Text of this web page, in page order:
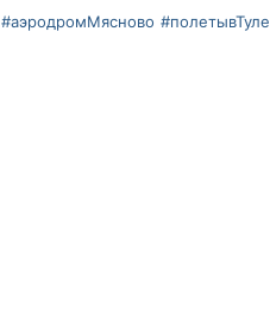
#аэродромМясново #полетывТуле